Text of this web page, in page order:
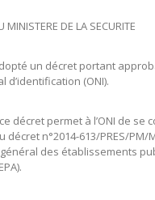
MINISTERE DE LA SECURITE
un décret portant
d’identification (ONI).
décret permet à l’ONI de se
décret n°2014-613/PRES/PM/
des établissements